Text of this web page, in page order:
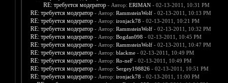
RE: требуется модератор - Автор: ERIMAN- 02-13-2011, 10:31 PM
RE: требуется модератор - Автор: RammsteinWolf- 02-13-2011, 10:13 PM
RE: требуется модератор - Автор: ironjack78 - 02-13-2011, 10:21 PM
RE: требуется модератор - Автор: RammsteinWolf- 02-13-2011, 10:32 PM
RE: требуется модератор - Автор: Bogdan098 - 02-13-2011, 10:45 PM
RE: требуется модератор - Автор: RammsteinWolf- 02-13-2011, 10:47 PM
RE: требуется модератор - Автор: blackme- 02-13-2011, 10:49 PM
RE: требуется модератор - Автор: Ro-neF- 02-13-2011, 10:49 PM
RE: требуется модератор - Автор: Sergey198826- 02-13-2011, 10:51 PM
RE: требуется модератор - Автор: ironjack78 - 02-13-2011, 11:00 PM